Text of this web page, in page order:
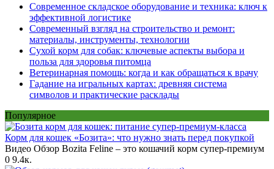
Современное складское оборудование и техника: ключ к
эффективной логистике
Современный взгляд на строительство и ремонт:
материалы, инструменты, технологии
Сухой корм для собак: ключевые аспекты выбора и
польза для здоровья питомца
Ветеринарная помощь: когда и как обращаться к врачу
Гадание на игральных картах: древняя система
символов и практические расклады
Популярное
Корм для кошек «Бозита»: что нужно знать перед покупкой
Видео Обзор Bozita Feline – это кошачий корм супер-премиум
0 9.4к.